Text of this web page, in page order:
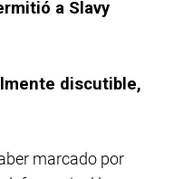
a Slavy
discutible,
marcado por